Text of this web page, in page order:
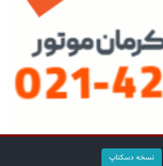
نسخه دسکتاپ